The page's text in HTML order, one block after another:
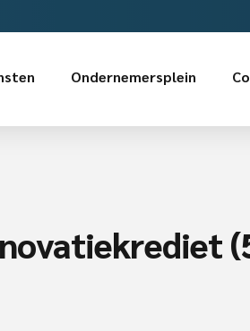
Ondernemersplein